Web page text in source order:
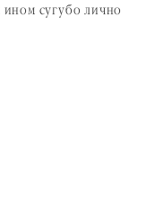
сугубо лично